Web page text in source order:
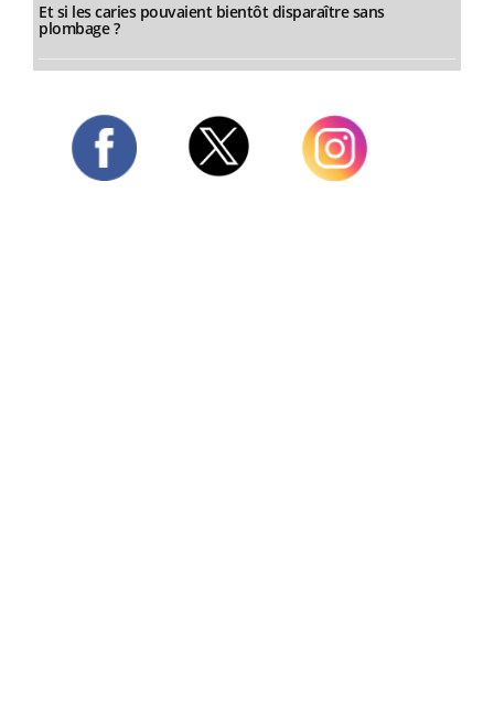
Et si les caries pouvaient bientôt disparaître sans
plombage ?